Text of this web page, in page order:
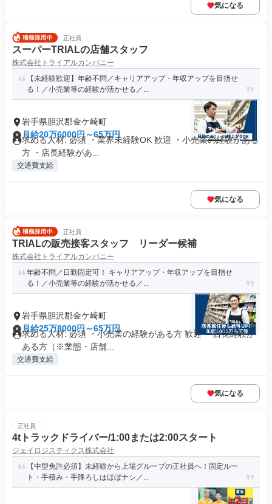
気になる
正社員
スーパーTRIALの店舗スタッフ
株式会社トライアルカンパニー
【未経験歓迎】年齢不問／キャリアアップ・年収アップを目指せ
る！／小売業等の経験が活かせる／...
岩手県胆沢郡金ケ崎町
月給20万6000円～65万円
求める人材: 必須 ・業界未経験OK 歓迎 ・小売業の経験がある
方 ・店長経験があ...
交通費支給
気になる
正社員
TRIALの販売接客スタッフ リーダー候補
株式会社トライアルカンパニー
年齢不問／日勤固定可！ キャリアアップ・年収アップを目指せ
る！／小売業等の経験が活かせる／...
岩手県胆沢郡金ケ崎町
月給25万8000円～65万円
求める人材: 必須 ・小売業の経験がある方 歓迎 ・店長経験が
ある方（※業態・店舗...
交通費支給
気になる
正社員
4tトラックドライバー/1:00または2:00スタート
ジェイロジスティクス株式会社
【中型免許必須】未経験から上場グループの正社員へ！固定ルー
ト・手積み・手降ろしはほぼナシ／...